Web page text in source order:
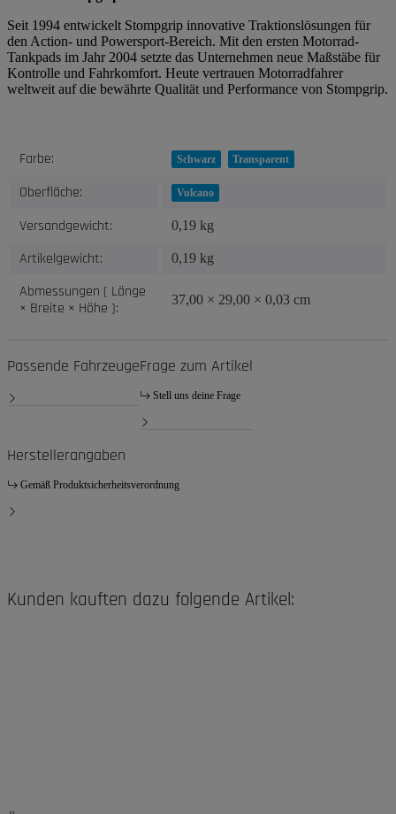
Seit 1994 entwickelt Stompgrip innovative Traktionslösungen für
den Action- und Powersport-Bereich. Mit den ersten Motorrad-
Tankpads im Jahr 2004 setzte das Unternehmen neue Maßstäbe für
Kontrolle und Fahrkomfort. Heute vertrauen Motorradfahrer
weltweit auf die bewährte Qualität und Performance von Stompgrip.
Produkteigenschaft
Wert
Farbe: Schwarz Transparent
Oberfläche: Vulcano
Versandgewicht: 0,19 kg
Artikelgewicht: 0,19 kg
Abmessungen ( Länge
× Breite × Höhe ):
37,00 × 29,00 × 0,03 cm
Passende FahrzeugeFrage zum Artikel
Stell uns deine Frage
Herstellerangaben
Gemäß Produktsicherheitsverordnung
Kunden kauften dazu folgende Artikel: